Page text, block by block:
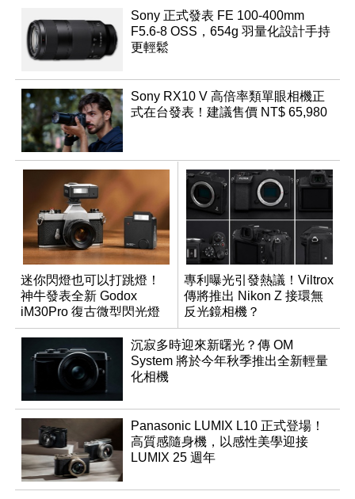
Sony 正式發表 FE 100-400mm
F5.6-8 OSS，654g 羽量化設計手持
更輕鬆
Sony RX10 V 高倍率類單眼相機正
式在台發表！建議售價 NT$ 65,980
迷你閃燈也可以打跳燈！
神牛發表全新 Godox
iM30Pro 復古微型閃光燈
專利曝光引發熱議！Viltrox
傳將推出 Nikon Z 接環無
反光鏡相機？
沉寂多時迎來新曙光？傳 OM
System 將於今年秋季推出全新輕量
化相機
Panasonic LUMIX L10 正式登場！
高質感隨身機，以感性美學迎接
LUMIX 25 週年